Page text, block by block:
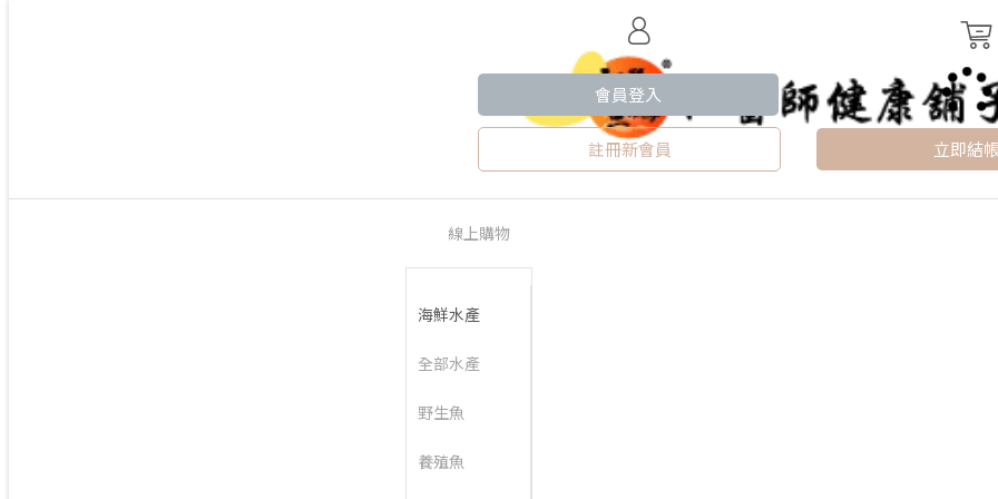
會員登入
註冊新會員 立即結
線上購物
海鮮水產
全部水產
野生魚
養殖魚